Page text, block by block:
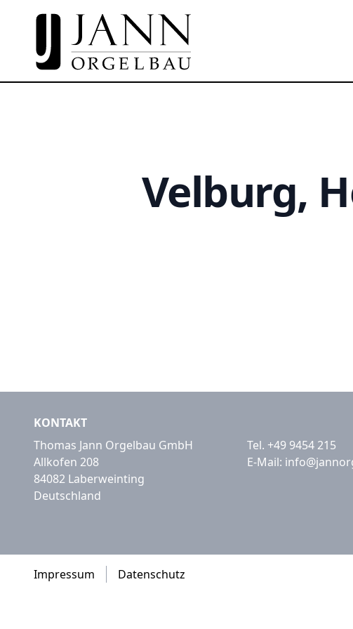
Velburg,
KONTAKT
Thomas Jann Orgelbau GmbH
Allkofen 208
84082 Laberweinting
Deutschland
Tel. +49 9454 215
E-Mail:
Impressum Datenschutz